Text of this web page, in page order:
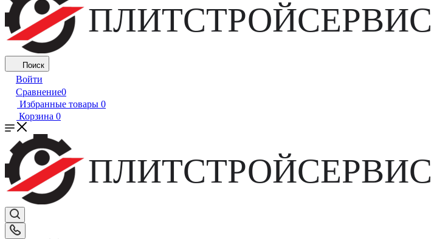
ПЛИТСТРОЙСЕРВИС
Поиск
Войти
Сравнение0
Избранные товары 0
Корзина 0
ПЛИТСТРОЙСЕРВИС